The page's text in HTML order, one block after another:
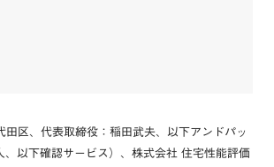
区、代表取締役：稲田武夫、以下アンドパッ
以下確認サービス）、株式会社 住宅性能評価